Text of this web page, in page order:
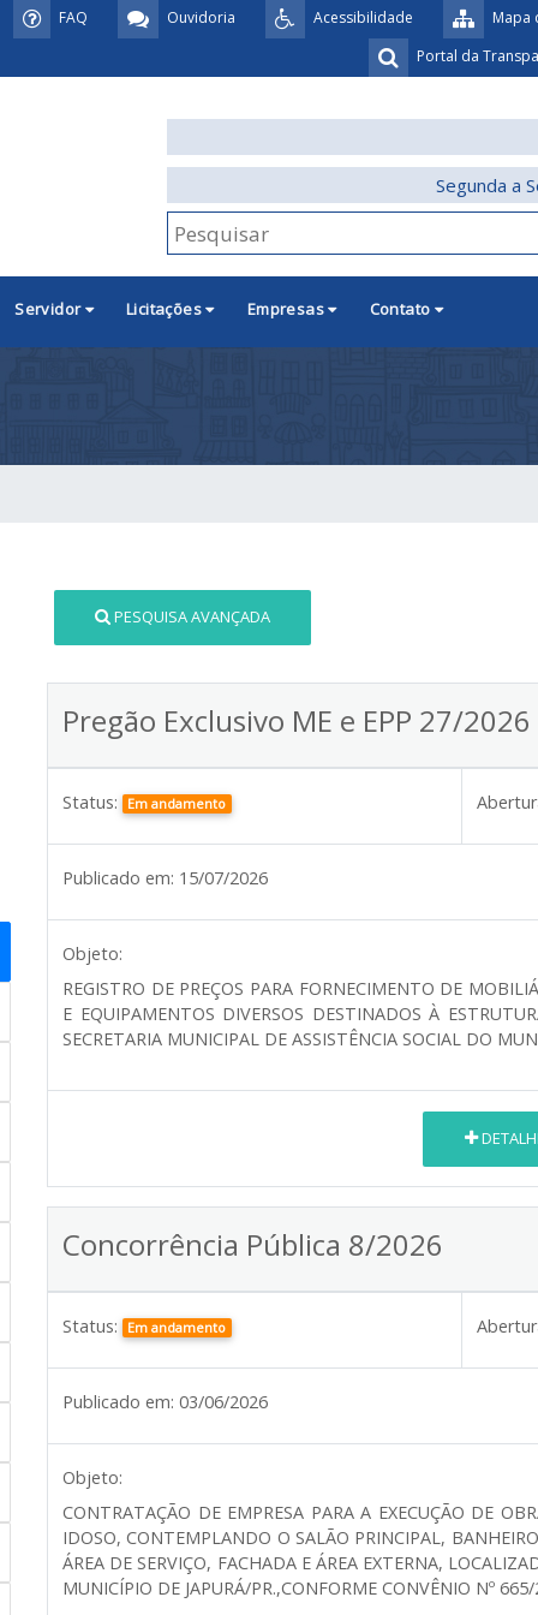
Mapa
Acessibilidade
Ouvidoria
FAQ
Portal da
Segunda a
Servidor Licitações Empresas Contato
PESQUISA AVANÇADA
Pregão Exclusivo ME e EPP 27/2026
Status: Em andamento
Publicado em: 15/07/2026
Objeto:
REGISTRO DE PREÇOS PARA FORNECIMENTO DE
E EQUIPAMENTOS DIVERSOS DESTINADOS À
SECRETARIA MUNICIPAL DE ASSISTÊNCIA SOCIAL DO
Concorrência Pública 8/2026
Status: Em andamento
Publicado em: 03/06/2026
Objeto:
CONTRATAÇÃO DE EMPRESA PARA A EXECUÇÃO DE
IDOSO, CONTEMPLANDO O SALÃO PRINCIPAL,
ÁREA DE SERVIÇO, FACHADA E ÁREA EXTERNA,
MUNICÍPIO DE JAPURÁ/PR.,CONFORME CONVÊNIO Nº